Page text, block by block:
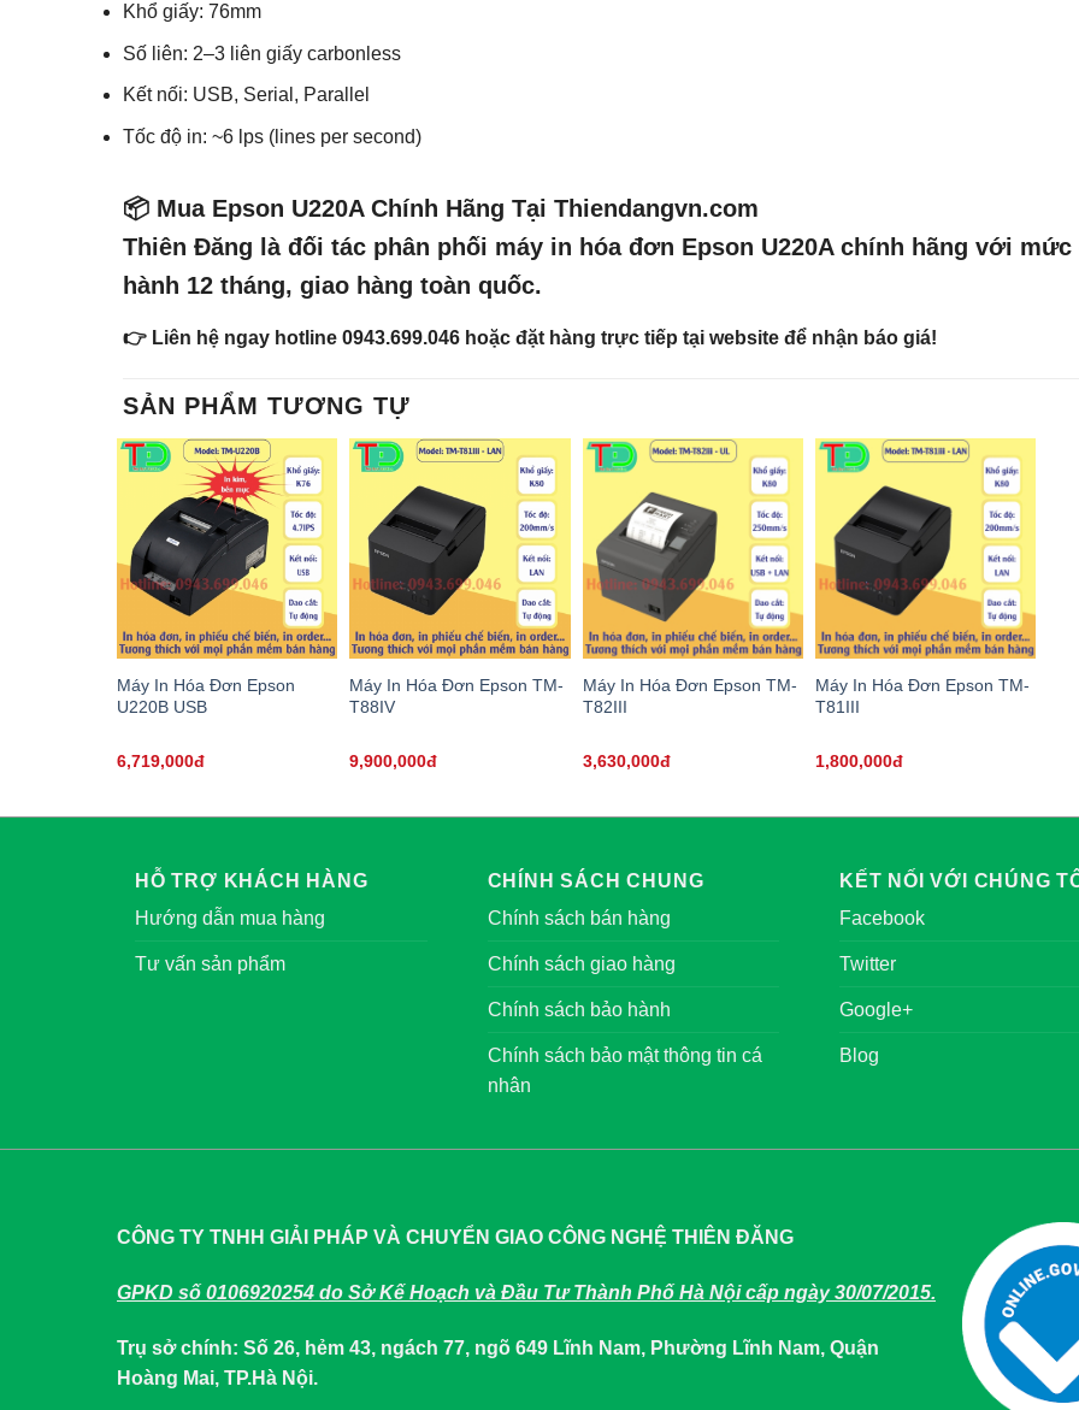
Khổ giấy: 76mm
Số liên: 2–3 liên giấy carbonless
Kết nối: USB, Serial, Parallel
Tốc độ in: ~6 lps (lines per second)
📦 Mua Epson U220A Chính Hãng Tại Thiendangvn.com
Thiên Đăng là đối tác phân phối máy in hóa đơn Epson U220Achính hãng với mức
hành 12 tháng, giao hàng toàn quốc.
👉 Liên hệ ngay hotline 0943.699.046 hoặc đặt hàng trực tiếp tại website để nhận báo giá!
SẢN PHẨM TƯƠNG TỰ
Máy In Hóa Đơn Epson
U220B USB
6,719,000đ
Máy In Hóa Đơn Epson TM-
T88IV
9,900,000đ
Máy In Hóa Đơn Epson TM-
T82III
3,630,000đ
Máy In Hóa Đơn Epson TM-
T81III
1,800,000đ
HỖ TRỢ KHÁCH HÀNG
Hướng dẫn mua hàng
Tư vấn sản phẩm
CHÍNH SÁCH CHUNG
Chính sách bán hàng
Chính sách giao hàng
Chính sách bảo hành
Chính sách bảo mật thông tin cá
nhân
KẾT NỐI VỚI CHÚNG
Facebook
Twitter
Google+
Blog
CÔNG TY TNHH GIẢI PHÁP VÀ CHUYỂN GIAO CÔNG NGHỆ THIÊN ĐĂNG
GPKD số 0106920254 do Sở Kế Hoạch và Đầu Tư Thành Phố Hà Nội cấp ngày 30/07/2015.
Trụ sở chính: Số 26, hẻm 43, ngách 77, ngõ 649 Lĩnh Nam, Phường Lĩnh Nam, Quận
Hoàng Mai, TP.Hà Nội.